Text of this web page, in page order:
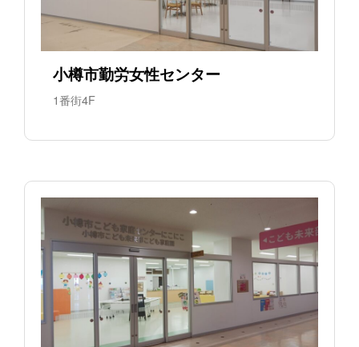
小樽市勤労女性センター
1番街4F